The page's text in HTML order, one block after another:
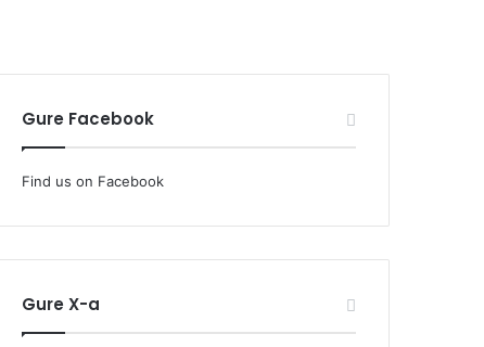
Gure Facebook
Find us on Facebook
Gure X-a